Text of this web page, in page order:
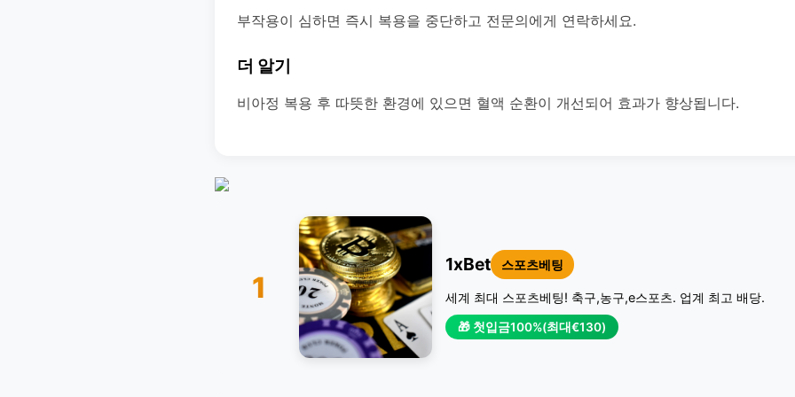
부작용이 심하면 즉시 복용을 중단하고 전문의에게 연락하세요.
더 알기
비아정 복용 후 따뜻한 환경에 있으면 혈액 순환이 개선되어 효과가 향상됩니다.
1
1xBet 스포츠베팅
세계 최대 스포츠베팅! 축구,농구,e스포츠. 업계 최고 배당.
🎁 첫입금100%(최대€130)